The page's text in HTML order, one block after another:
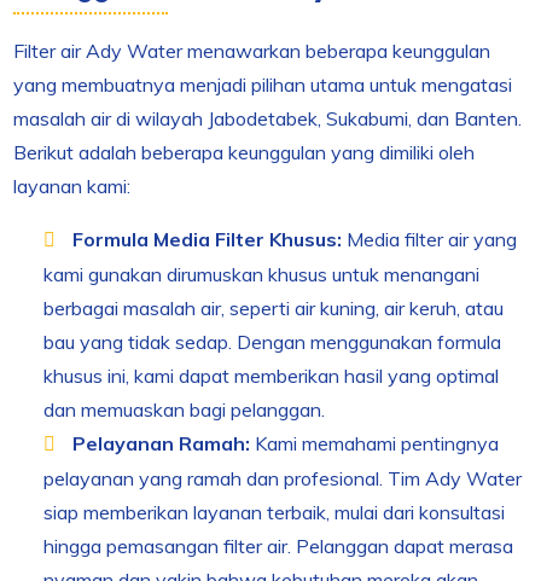
Filter air Ady Water menawarkan beberapa keunggulan
yang membuatnya menjadi pilihan utama untuk mengatasi
masalah air di wilayah Jabodetabek, Sukabumi, dan Banten.
Berikut adalah beberapa keunggulan yang dimiliki oleh
layanan kami:
Formula Media Filter Khusus: Media filter air yang
kami gunakan dirumuskan khusus untuk menangani
berbagai masalah air, seperti air kuning, air keruh, atau
bau yang tidak sedap. Dengan menggunakan formula
khusus ini, kami dapat memberikan hasil yang optimal
dan memuaskan bagi pelanggan.
Pelayanan Ramah: Kami memahami pentingnya
pelayanan yang ramah dan profesional. Tim Ady Water
siap memberikan layanan terbaik, mulai dari konsultasi
hingga pemasangan filter air. Pelanggan dapat merasa